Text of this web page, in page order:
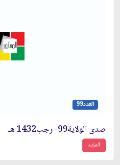
العدد99
صدى الولاية99- رجب1432 هـ
المزيد